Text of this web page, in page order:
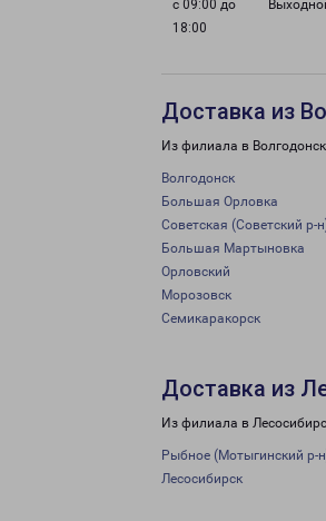
с 09:00 до
18:00
Доставка из
Из филиала в
Волгодонск
Большая Орловка
Советская (Советский р-
Большая Мартыновка
Орловский
Морозовск
Семикаракорск
Доставка из
Из филиала в
Рыбное (Мотыгинский р-
Лесосибирск